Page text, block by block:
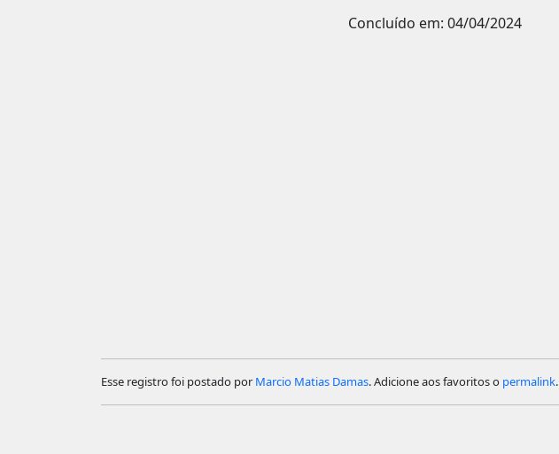
Concluído em: 04/04/2024
Esse registro foi postado por Marcio Matias Damas. Adicione aos favoritos o permalink.